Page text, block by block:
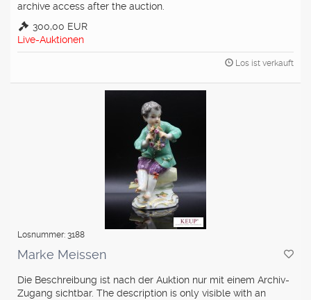
archive access after the auction.
300,00 EUR
Live-Auktionen
Los ist verkauft
Losnummer: 3188
Marke Meissen
Die Beschreibung ist nach der Auktion nur mit einem Archiv-
Zugang sichtbar. The description is only visible with an